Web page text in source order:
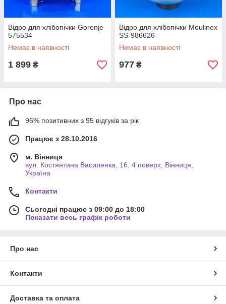
Відро для хлібопічки Gorenje
575534
Немає в наявності
1 899 ₴
Відро для хлібопічки Moulinex
SS-986626
Немає в наявності
977 ₴
Про нас
96% позитивних з 95 відгуків за рік
Працює з 28.10.2016
м. Вінниця
вул. Костянтина Василенка, 16, 4 поверх, Вінниця,
Україна
Контакти
Сьогодні працює з 09:00 до 18:00
Показати весь графік роботи
Про нас
Контакти
Доставка та оплата